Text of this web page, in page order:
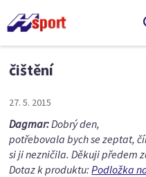
čištění
27. 5. 2015
Dagmar:Dobrý den,
potřebovala bych se zeptat,
si ji nezničila. Děkuji předem
Dotaz k produktu:Podložka